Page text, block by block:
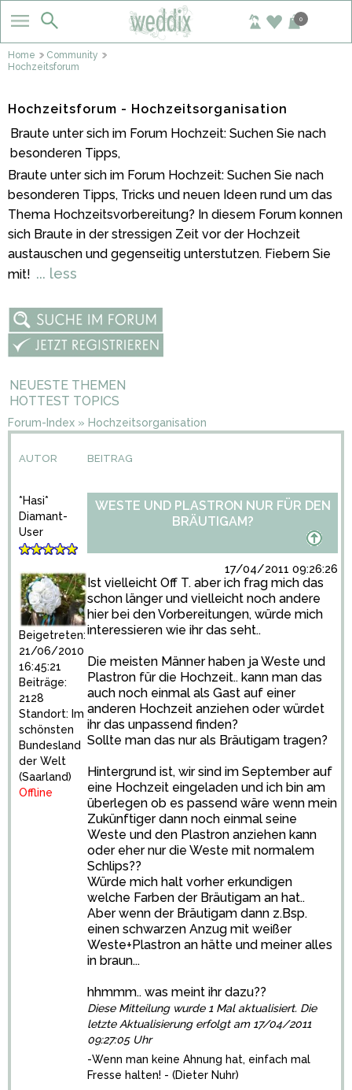
0
Home
Community
Hochzeitsforum
Hochzeitsforum - Hochzeitsorganisation
Braute unter sich im Forum Hochzeit: Suchen Sie nach
besonderen Tipps,
Braute unter sich im Forum Hochzeit: Suchen Sie nach
besonderen Tipps, Tricks und neuen Ideen rund um das
Thema Hochzeitsvorbereitung? In diesem Forum konnen
sich Braute in der stressigen Zeit vor der Hochzeit
austauschen und gegenseitig unterstutzen. Fiebern Sie
mit! ... less
NEUESTE THEMEN
HOTTEST TOPICS
Forum-Index » Hochzeitsorganisation
AUTOR BEITRAG
*Hasi*
Diamant-
User
Beigetreten:
21/06/2010
16:45:21
Beiträge:
2128
Standort: Im
schönsten
Bundesland
der Welt
(Saarland)
Offline
WESTE UND PLASTRON NUR FÜR DEN
BRÄUTIGAM?
17/04/2011 09:26:26
Ist vielleicht Off T. aber ich frag mich das
schon länger und vielleicht noch andere
hier bei den Vorbereitungen, würde mich
interessieren wie ihr das seht..
Die meisten Männer haben ja Weste und
Plastron für die Hochzeit.. kann man das
auch noch einmal als Gast auf einer
anderen Hochzeit anziehen oder würdet
ihr das unpassend finden?
Sollte man das nur als Bräutigam tragen?
Hintergrund ist, wir sind im September auf
eine Hochzeit eingeladen und ich bin am
überlegen ob es passend wäre wenn mein
Zukünftiger dann noch einmal seine
Weste und den Plastron anziehen kann
oder eher nur die Weste mit normalem
Schlips??
Würde mich halt vorher erkundigen
welche Farben der Bräutigam an hat..
Aber wenn der Bräutigam dann z.Bsp.
einen schwarzen Anzug mit weißer
Weste+Plastron an hätte und meiner alles
in braun...
hhmmm.. was meint ihr dazu??
Diese Mitteilung wurde 1 Mal aktualisiert. Die
letzte Aktualisierung erfolgt am 17/04/2011
09:27:05 Uhr
-Wenn man keine Ahnung hat, einfach mal
Fresse halten! - (Dieter Nuhr)